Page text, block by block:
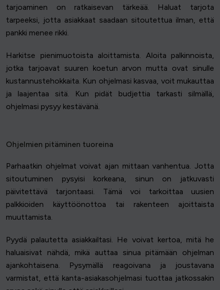
tarjoaminen on ratkaisevan tärkeää. Haluat tarjota
tarpeeksi, jotta asiakkaat saadaan sitoutettua ilman, että
pankki menee rikki.
Harkitse pienimuotoista aloittamista. Aloita palkinnoista,
jotka tarjoavat suuren koetun arvon mutta ovat sinulle
kustannustehokkaita. Kun ohjelmasi kasvaa, voit mukauttaa
ja laajentaa sitä. Kun pidät budjettia tarkasti silmällä,
ohjelmasi pysyy kestävänä.
Ohjelmien pitäminen tuoreina
Parhaatkin ohjelmat voivat ajan mittaan vanhentua. Jotta
sitoutuminen pysyisi korkeana, sinun on jatkuvasti
päivitettävä tarjontaasi. Tämä voi tarkoittaa uusien
palkkioiden käyttöönottoa tai rakenteen ajoittaista
muuttamista.
Pyydä palautetta asiakkailtasi. He voivat kertoa, mitä he
haluaisivat nähdä, mikä auttaa sinua pitämään ohjelman
ajankohtaisena. Pysymällä reagoivana ja joustavana
varmistat, että kanta-asiakasohjelmasi tuottaa jatkossakin